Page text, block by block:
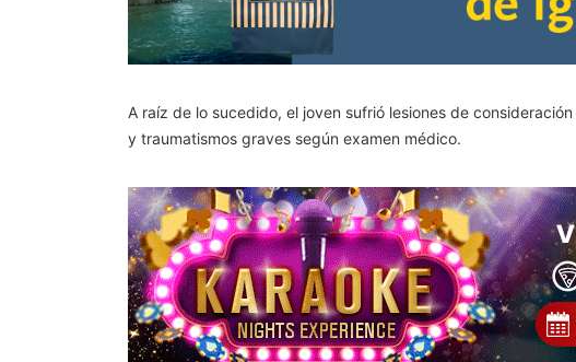
A raíz de lo sucedido, el joven sufrió lesiones de
y traumatismos graves según examen médico.